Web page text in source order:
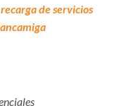
de servicios